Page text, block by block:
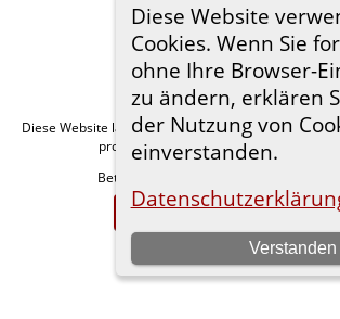
Diese Website
Cookies. Wenn Sie
ohne Ihre Browser-
zu ändern, erklären
der Nutzung von
einverstanden.
Verstanden
Diese Website läuft mitThe Next Generation of
programmiert von Darrin Lythgoe ©
Betreut von
Zur Desktop-Webseite